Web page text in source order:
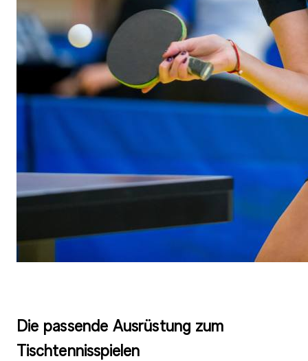
Die passende Ausrüstung zum
Tischtennisspielen